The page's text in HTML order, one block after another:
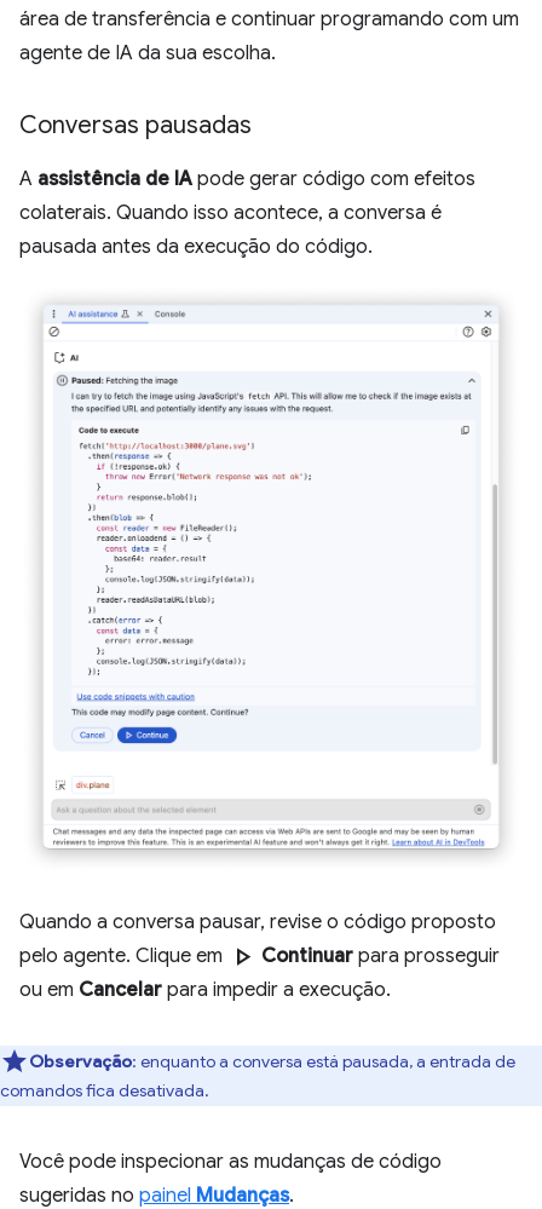
área de transferência e continuar programando com um
agente de IA da sua escolha.
Conversas pausadas
A assistência de IA pode gerar código com efeitos
colaterais. Quando isso acontece, a conversa é
pausada antes da execução do código.
Quando a conversa pausar, revise o código proposto
pelo agente. Clique em
play_arrow Continuar para prosseguir
ou em Cancelar para impedir a execução.
Observação: enquanto a conversa está pausada, a entrada de
comandos fica desativada.
Você pode inspecionar as mudanças de código
sugeridas no painel Mudanças.